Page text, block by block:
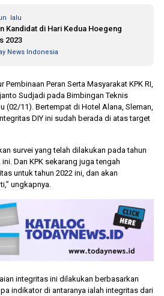
lalu
Kandidat di Hari Kedua Hoegeng
2023
News Indonesia
Peran Serta Masyarakat KPK RI,
Sudjadi pada Bimbingan Teknis
(02/11). Bertempat di Hotel Alana, Sleman,
DIY ini sudah berada di atas target
survei yang telah dilakukan pada tahun
Dan KPK sekarang juga tengah
untuk tahun 2022 ini, dan akan
ungkapnya.
integritas ini dilakukan berbasarkan
indikator di antaranya ialah integritas dari